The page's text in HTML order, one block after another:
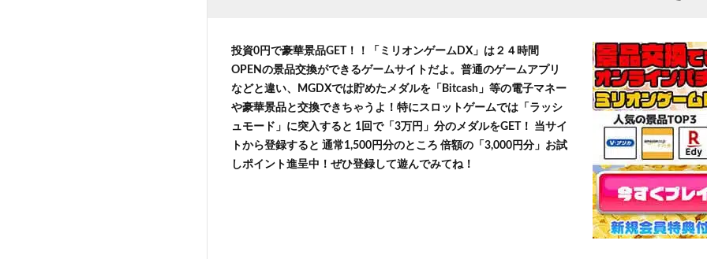
投資0円で豪華景品GET！！「ミリオンゲームDX」は２４時間
OPENの景品交換ができるゲームサイトだよ。普通のゲームアプリ
などと違い、MGDXでは貯めたメダルを「Bitcash」等の電子マネー
や豪華景品と交換できちゃうよ！特にスロットゲームでは「ラッシ
ュモード」に突入すると 1回で「3万円」分のメダルをGET！ 当サイ
トから登録すると 通常1,500円分のところ 倍額の「3,000円分」お試
しポイント進呈中！ぜひ登録して遊んでみてね！